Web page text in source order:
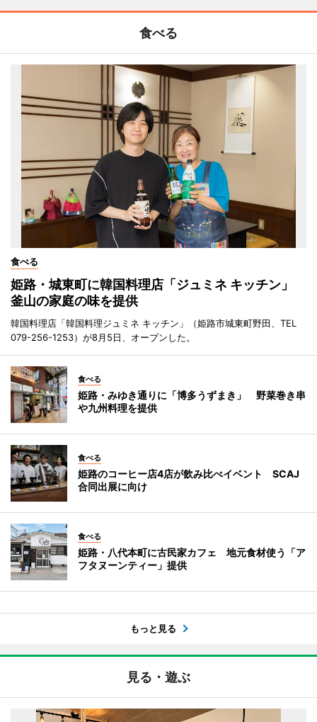
食べる
食べる
姫路・城東町に韓国料理店「ジュミネ キッチン」
釜山の家庭の味を提供
韓国料理店「韓国料理ジュミネ キッチン」（姫路市城東町野田、TEL
079-256-1253）が8月5日、オープンした。
食べる
姫路・みゆき通りに「博多うずまき」 野菜巻き串
や九州料理を提供
食べる
姫路のコーヒー店4店が飲み比べイベント SCAJ
合同出展に向け
食べる
姫路・八代本町に古民家カフェ 地元食材使う「ア
フタヌーンティー」提供
もっと見る
見る・遊ぶ